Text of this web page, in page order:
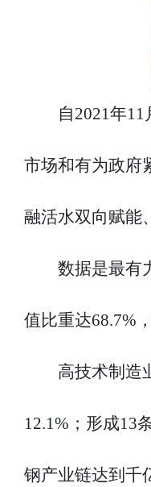
自2021年
市场和有为政府
融活水双向赋能
数据是最有
值比重达68.7%
高技术制造
12.1%；形成13
钢产业链达到千